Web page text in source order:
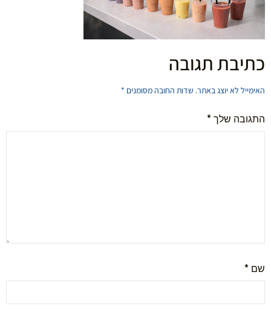
כתיבת תגובה
האימייל לא יוצג באתר. שדות החובה מסומנים *
התגובה שלך*
שם *